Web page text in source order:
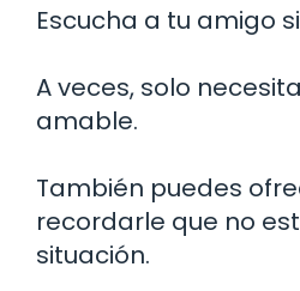
Escucha a tu amigo
A veces, solo
amable.
También puedes
recordarle que no
situación.